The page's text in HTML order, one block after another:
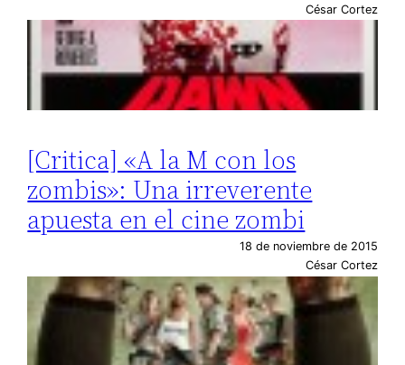
César Cortez
[Critica] «A la M con los
zombis»: Una irreverente
apuesta en el cine zombi
18 de noviembre de 2015
César Cortez